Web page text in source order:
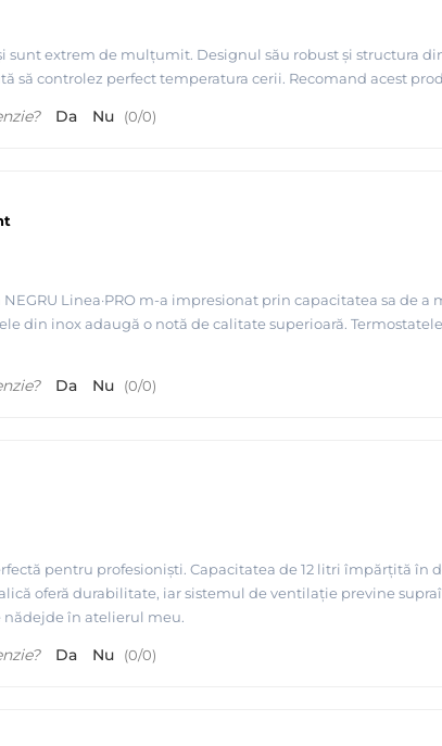
- Depilflax
sunt extrem de mulțumit. Designul său robust și structura
să controlez perfect temperatura cerii. Recomand acest
Da Nu (0/0)
Linea·PRO m-a impresionat prin capacitatea sa de
din inox adaugă o notă de calitate superioară.
Da Nu (0/0)
pentru profesioniști. Capacitatea de 12 litri împărțită
oferă durabilitate, iar sistemul de ventilație previne
nădejde în atelierul meu.
Da Nu (0/0)